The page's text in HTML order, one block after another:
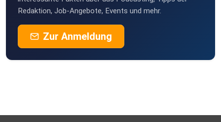
Redaktion, Job-Angebote, Events und mehr.
Zur Anmeldung